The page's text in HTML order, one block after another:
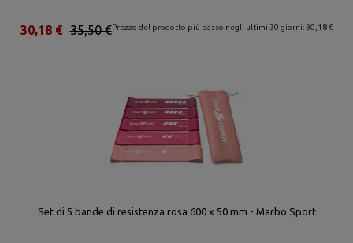
Prezzo del prodotto più basso negli ultimi 30 giorni: 30,18 €
35,50 €
30,18 €
Set di 5 bande di resistenza rosa 600 x 50 mm - Marbo Sport